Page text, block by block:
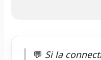
💬 Si la